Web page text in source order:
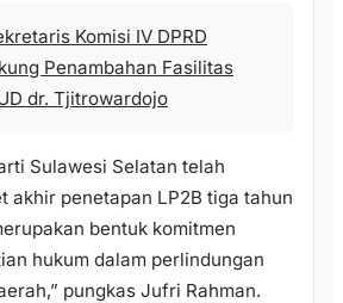
Komisi IV DPRD
Penambahan Fasilitas
dr. Tjitrowardojo
Sulawesi Selatan telah
akhir penetapan LP2B tiga tahun
bentuk komitmen
hukum dalam perlindungan
pungkas Jufri Rahman.